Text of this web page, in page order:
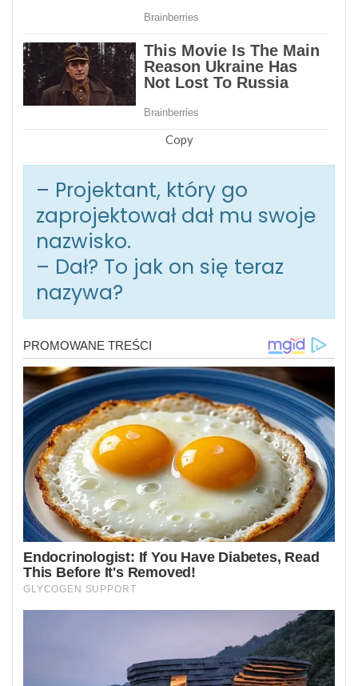
Copy
– Projektant, który go
zaprojektował dał mu swoje
nazwisko.
– Dał? To jak on się teraz
nazywa?